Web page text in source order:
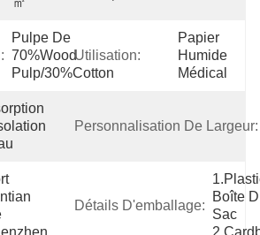
Pulpe De
70%Wood
Pulp/30%Cotton
Utilisation:
Papier
Humide
Médical
Personnalisation De Largeur:
Détails D'emballage:
Boîte
Sac